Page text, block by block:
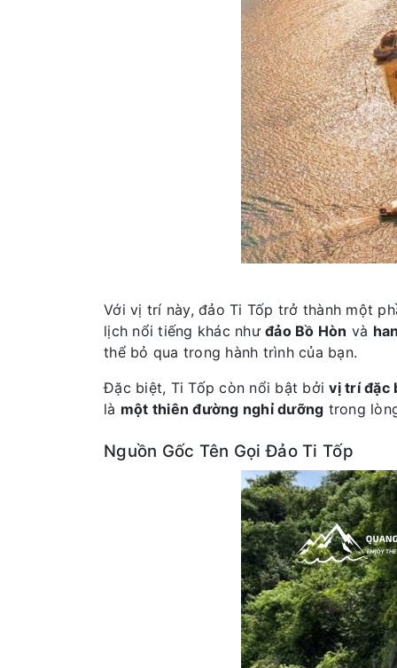
Với vị trí này, đảo Ti Tốp trở thành một
lịch nổi tiếng khác như đảo Bồ Hòn và
thể bỏ qua trong hành trình của bạn.
Đặc biệt, Ti Tốp còn nổi bật bởivị trí đặc
là một thiên đường nghỉ dưỡng trong
Nguồn Gốc Tên Gọi Đảo Ti Tốp